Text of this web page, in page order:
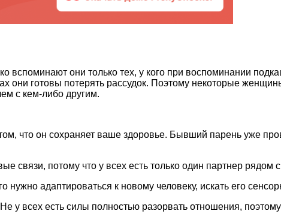
они только тех, у кого при воспоминании
они готовы потерять рассудок. Поэтому некоторые
с кем-либо другим.
что он сохраняет ваше здоровье. Бывший парень уже
связи, потому что у всех есть только один партнер рядом
нужно адаптироваться к новому человеку, искать его
Не у всех есть силы полностью разорвать отношения,